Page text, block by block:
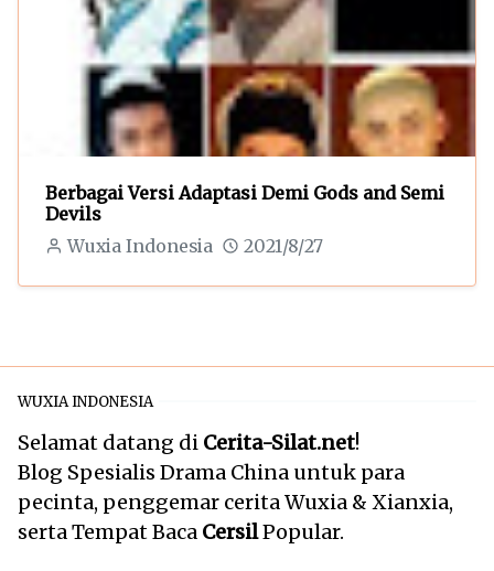
Berbagai Versi Adaptasi Demi Gods and Semi
Devils
Wuxia Indonesia 2021/8/27
WUXIA INDONESIA
Selamat datang di Cerita-Silat.net!
Blog Spesialis Drama China untuk para
pecinta, penggemar cerita Wuxia & Xianxia,
serta Tempat Baca CersilPopular.